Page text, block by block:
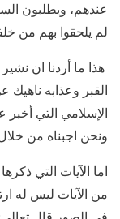
عندهم، ويطلبون
لم يلحقوا بهم من
هذا ما أردنا ان
القبر وعذابه
الإسلامي التي أخبر
ونحن اجبناه من
اما الآيات التي
من الآيات ليس له